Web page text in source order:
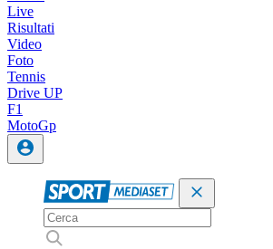
Live
Risultati
Video
Foto
Tennis
Drive UP
F1
MotoGp